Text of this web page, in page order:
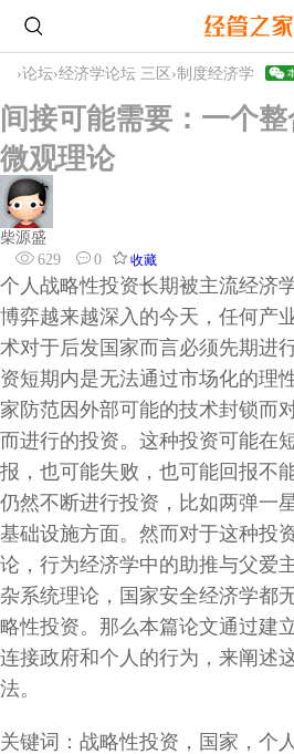
›论坛›经济学论坛 三区 ›制度经济学
间接可能需要：一个
微观理论
柴源盛
629
0 收藏
个人战略性投资长期被主流经济
博弈越来越深入的今天，任何产
术对于后发国家而言必须先期进
资短期内是无法通过市场化的理
家防范因外部可能的技术封锁而
而进行的投资。这种投资可能在
报，也可能失败，也可能回报不
仍然不断进行投资，比如两弹一
基础设施方面。然而对于这种投
论，行为经济学中的助推与父爱
杂系统理论，国家安全经济学都
略性投资。那么本篇论文通过建
连接政府和个人的行为，来阐述
法。
关键词：战略性投资，国家，个